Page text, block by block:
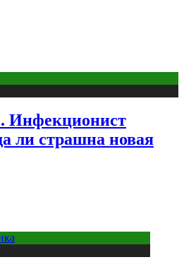
Инфекционист
ли страшна новая